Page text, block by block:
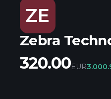
ZE
Zebra
320.00EUR3.00